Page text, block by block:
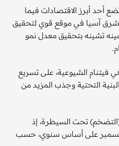
أحد أبرز الاقتصادات فيما
شرق آسيا في موقع قوي لتحقيق
تشينه بتحقيق معدل نمو
فيتنام الشيوعية، على تسريع
البنية التحتية وجذب المزيد من
تحت السيطرة، إذ
2.94% في ديسمبر على أساس سنوي، حسب